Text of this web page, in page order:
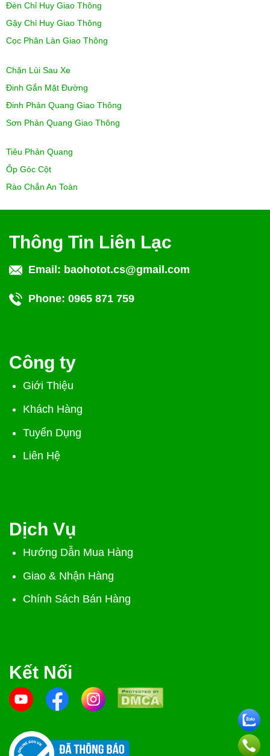
Đèn Chỉ Huy Giao Thông
Gậy Chỉ Huy Giao Thông
Cọc Phân Làn Giao Thông
Chặn Lùi Sau Xe
Đinh Gắn Mặt Đường
Đinh Phản Quang Giao Thông
Sơn Phản Quang Giao Thông
Tiêu Phản Quang
Ốp Góc Cột
Rào Chắn An Toàn
Thông Tin Liên Lạc
Email: baohotot.cs@gmail.com
Phone: 0965 871 759
Công ty
Giới Thiệu
Khách Hàng
Tuyển Dụng
Liên Hệ
Dịch Vụ
Hướng Dẫn Mua Hàng
Giao & Nhận Hàng
Chính Sách Bán Hàng
Kết Nối